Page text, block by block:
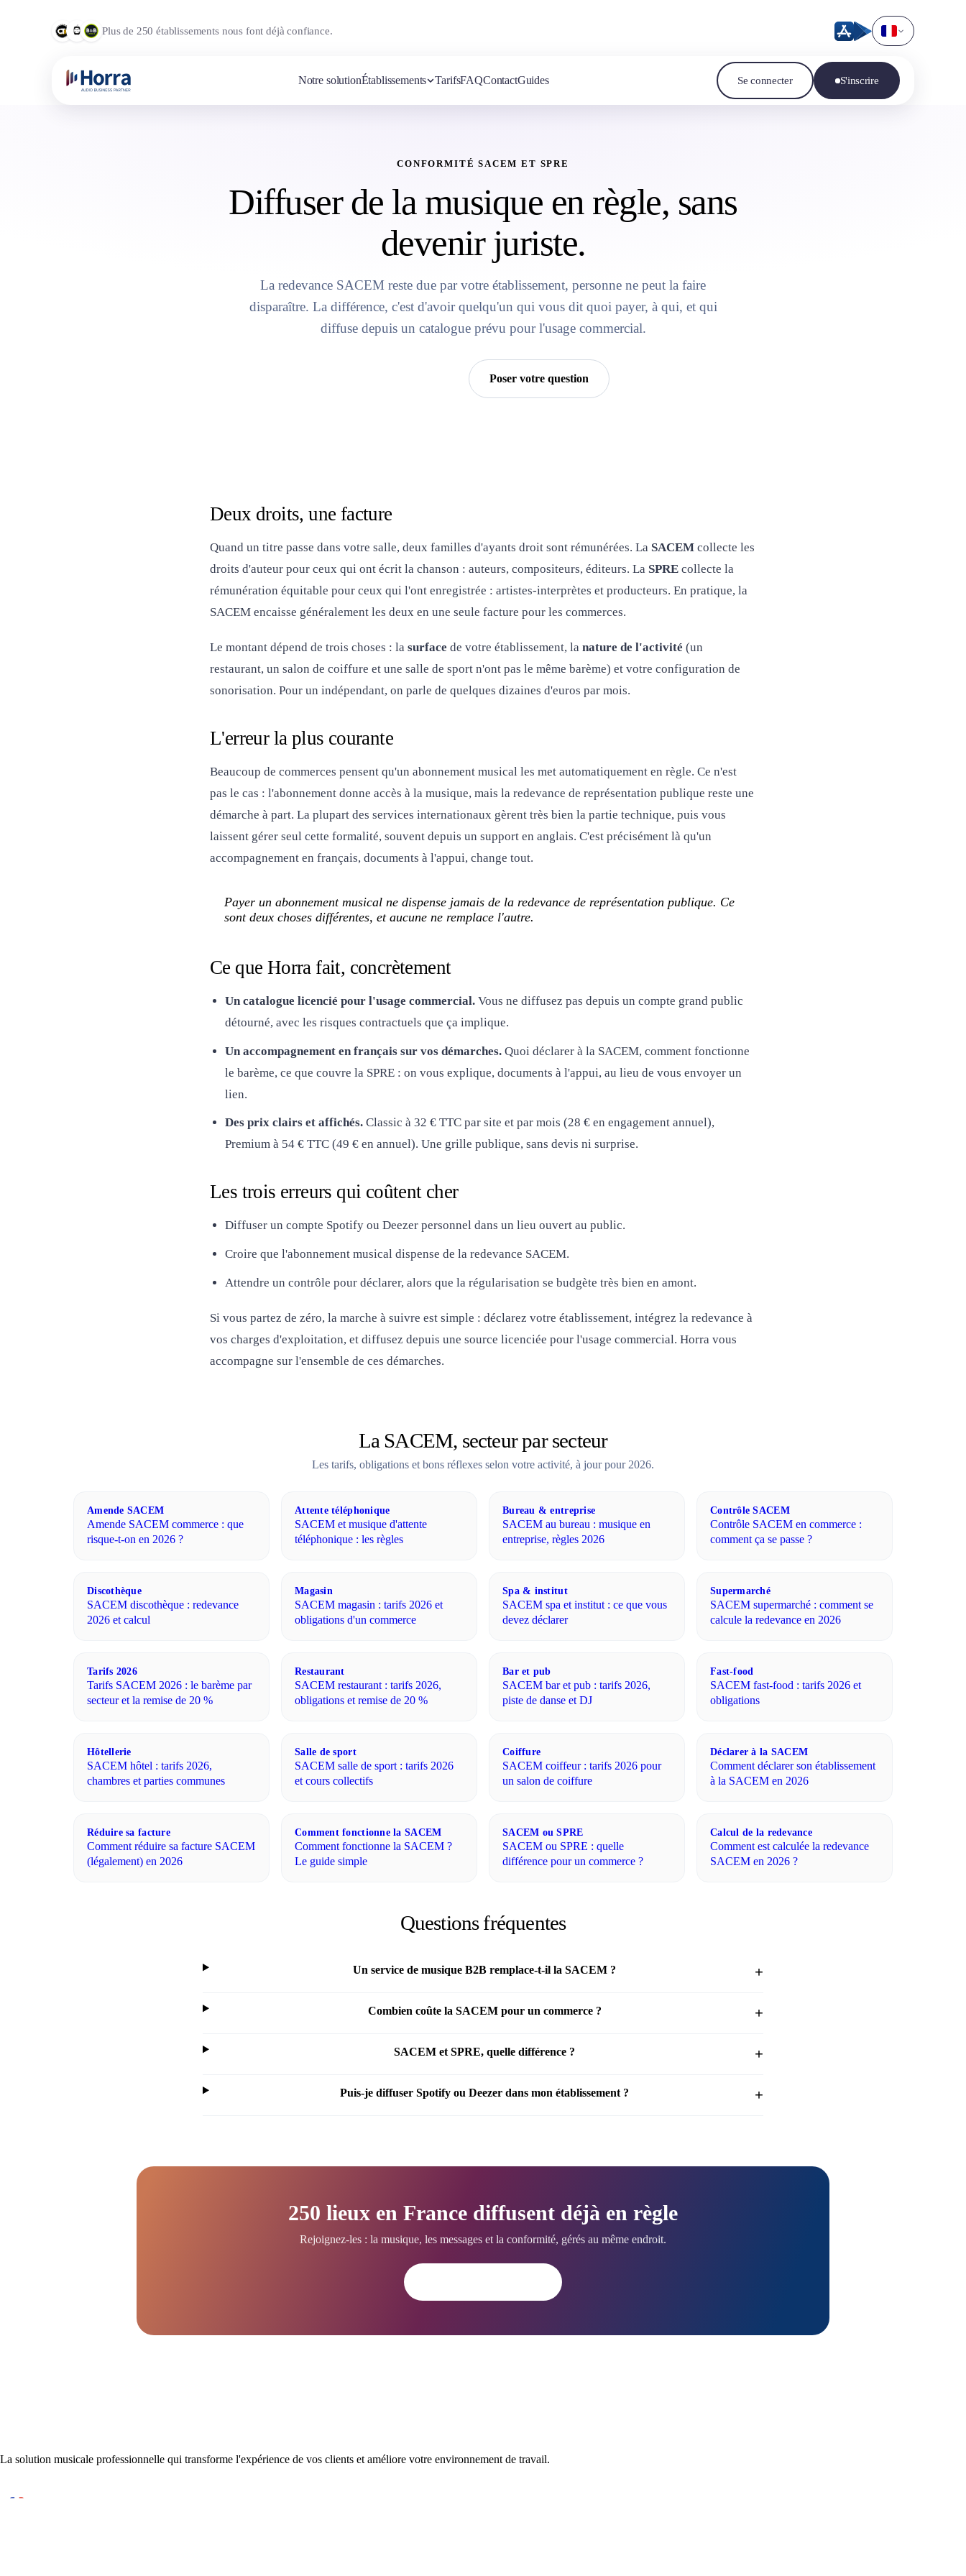
Plus de 250 établissements nous font déjà confiance.
Notre solutionÉtablissements TarifsFAQContactGuides Se connecter S'inscrire
CONFORMITÉ SACEM ET SPRE
Diffuser de la musique en règle, sans
devenir juriste.
La redevance SACEM reste due par votre établissement, personne ne peut la faire
disparaître. La différence, c'est d'avoir quelqu'un qui vous dit quoi payer, à qui, et qui
diffuse depuis un catalogue prévu pour l'usage commercial.
Poser votre question
Deux droits, une facture
Quand un titre passe dans votre salle, deux familles d'ayants droit sont rémunérées. La SACEM collecte les
droits d'auteur pour ceux qui ont écrit la chanson : auteurs, compositeurs, éditeurs. La SPRE collecte la
rémunération équitable pour ceux qui l'ont enregistrée : artistes-interprètes et producteurs. En pratique, la
SACEM encaisse généralement les deux en une seule facture pour les commerces.
Le montant dépend de trois choses : la surface de votre établissement, la nature de l'activité (un
restaurant, un salon de coiffure et une salle de sport n'ont pas le même barème) et votre configuration de
sonorisation. Pour un indépendant, on parle de quelques dizaines d'euros par mois.
L'erreur la plus courante
Beaucoup de commerces pensent qu'un abonnement musical les met automatiquement en règle. Ce n'est
pas le cas : l'abonnement donne accès à la musique, mais la redevance de représentation publique reste une
démarche à part. La plupart des services internationaux gèrent très bien la partie technique, puis vous
laissent gérer seul cette formalité, souvent depuis un support en anglais. C'est précisément là qu'un
accompagnement en français, documents à l'appui, change tout.
Payer un abonnement musical ne dispense jamais de la redevance de représentation publique. Ce
sont deux choses différentes, et aucune ne remplace l'autre.
Ce que Horra fait, concrètement
Un catalogue licencié pour l'usage commercial.Vous ne diffusez pas depuis un compte grand public
détourné, avec les risques contractuels que ça implique.
Un accompagnement en français sur vos démarches.Quoi déclarer à la SACEM, comment fonctionne
le barème, ce que couvre la SPRE : on vous explique, documents à l'appui, au lieu de vous envoyer un
lien.
Des prix clairs et affichés.Classic à 32 € TTC par site et par mois (28 € en engagement annuel),
Premium à 54 € TTC (49 € en annuel). Une grille publique, sans devis ni surprise.
Les trois erreurs qui coûtent cher
Diffuser un compte Spotify ou Deezer personnel dans un lieu ouvert au public.
Croire que l'abonnement musical dispense de la redevance SACEM.
Attendre un contrôle pour déclarer, alors que la régularisation se budgète très bien en amont.
Si vous partez de zéro, la marche à suivre est simple : déclarez votre établissement, intégrez la redevance à
vos charges d'exploitation, et diffusez depuis une source licenciée pour l'usage commercial. Horra vous
accompagne sur l'ensemble de ces démarches.
La SACEM, secteur par secteur
Les tarifs, obligations et bons réflexes selon votre activité, à jour pour 2026.
Amende SACEM
Amende SACEM commerce : que
risque-t-on en 2026 ?
Attente téléphonique
SACEM et musique d'attente
téléphonique : les règles
Bureau & entreprise
SACEM au bureau : musique en
entreprise, règles 2026
Contrôle SACEM
Contrôle SACEM en commerce :
comment ça se passe ?
Discothèque
SACEM discothèque : redevance
2026 et calcul
Magasin
SACEM magasin : tarifs 2026 et
obligations d'un commerce
Spa & institut
SACEM spa et institut : ce que vous
devez déclarer
Supermarché
SACEM supermarché : comment se
calcule la redevance en 2026
Tarifs 2026
Tarifs SACEM 2026 : le barème par
secteur et la remise de 20 %
Restaurant
SACEM restaurant : tarifs 2026,
obligations et remise de 20 %
Bar et pub
SACEM bar et pub : tarifs 2026,
piste de danse et DJ
Fast-food
SACEM fast-food : tarifs 2026 et
obligations
Hôtellerie
SACEM hôtel : tarifs 2026,
chambres et parties communes
Salle de sport
SACEM salle de sport : tarifs 2026
et cours collectifs
Coiffure
SACEM coiffeur : tarifs 2026 pour
un salon de coiffure
Déclarer à la SACEM
Comment déclarer son établissement
à la SACEM en 2026
Réduire sa facture
Comment réduire sa facture SACEM
(légalement) en 2026
Comment fonctionne la SACEM
Comment fonctionne la SACEM ?
Le guide simple
SACEM ou SPRE
SACEM ou SPRE : quelle
différence pour un commerce ?
Calcul de la redevance
Comment est calculée la redevance
SACEM en 2026 ?
Questions fréquentes
Un service de musique B2B remplace-t-il la SACEM ?
Combien coûte la SACEM pour un commerce ?
SACEM et SPRE, quelle différence ?
Puis-je diffuser Spotify ou Deezer dans mon établissement ?
250 lieux en France diffusent déjà en règle
Rejoignez-les : la musique, les messages et la conformité, gérés au même endroit.
La solution musicale professionnelle qui transforme l'expérience de vos clients et améliore votre environnement de travail.